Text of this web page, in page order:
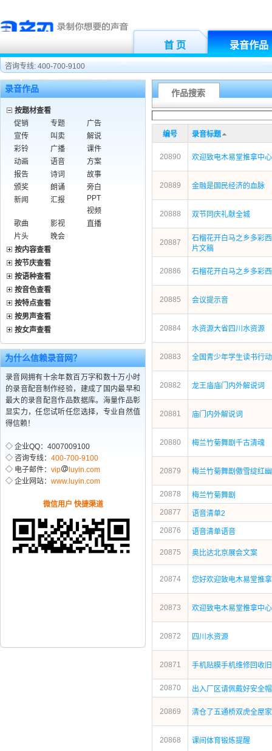
首 页 录音作品
咨询专线: 400-700-9100
录音作品
按题材查看
促销
专题
广告
宣传
叫卖
解说
彩铃
广播
课件
动画
语音
方案
报告
诗词
故事
颁奖
朗诵
旁白
新闻
汇报
PPT
视频
歌曲
影视
直播
片头
晚会
按内容查看
按节庆查看
按语种查看
按音色查看
按特点查看
按男声查看
按女声查看
为什么信赖录音网？
录音网拥有十余年数百万字和数十万小时
的录音配音制作经验，建成了国内最早和
最大的录音配音作品数据库。海量作品彰
显实力，任您试听任您选择，专业自然值
得信赖！
◇ 企业QQ：4007009100
◇ 咨询专线： 400-700-9100
◇ 电子邮件： vip
luyin.com
◇ 企业网站： www.luyin.com
微信用户 快捷渠道
作品搜索
编号 录音标题
20890 欢迎致电木易堂推拿中心
20889 金融是国民经济的血脉
20888 双节同庆礼献全城
20887
石榴花开白马之乡多彩
片文稿
20886 石榴花开白马之乡多彩
20885 会议提示音
20884 水资源大省四川水资源
20883 全国青少年学生读书行
20882 龙王庙庙门内外解说词
20881 庙门内外解说词
20880 梅兰竹菊舞剧千古清魂
20879 梅兰竹菊舞剧傲雪绽红
20878
梅兰竹菊舞剧
20877
语音清单2
20876
语音清单语音
20875 奥比达北京展会文案
20874 您好欢迎致电木易堂推
20873 欢迎致电木易堂推拿中心
20872 四川水资源
20871 手机贴膜手机维修回收
20870 出入厂区请佩戴好安全
20869 清仓了五通桥双虎全屋
20868 课间体育锻炼提醒